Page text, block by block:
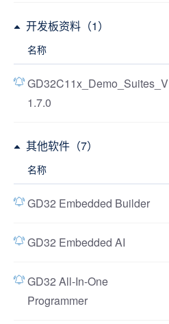
开发板资料（1）
名称
GD32C11x_Demo_Suites_V
1.7.0
其他软件（7）
名称
GD32 Embedded Builder
GD32 Embedded AI
GD32 All-In-One
Programmer